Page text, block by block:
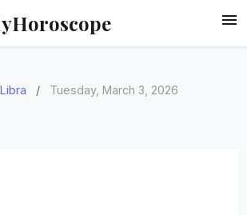
Libra / Tuesday, March 3, 2026